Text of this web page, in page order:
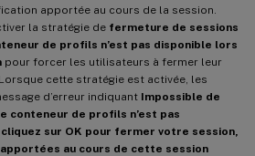
apportée au cours de la session.
la stratégie de fermeture de sessions
de profils n’est pas disponible lors
pour forcer les utilisateurs à fermer leur
cette stratégie est activée, les
d’erreur indiquant Impossible de
conteneur de profils n’est pas
sur OK pour fermer votre session,
au cours de cette session